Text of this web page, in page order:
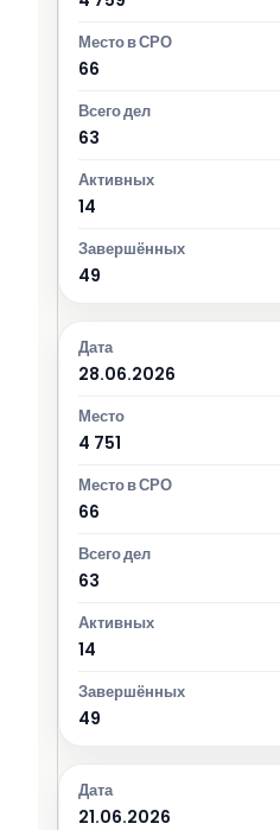
66
63
14
49
28.06.2026
4 751
66
63
14
49
21.06.2026